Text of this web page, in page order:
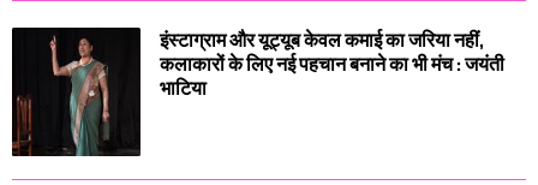
इंस्टाग्राम और यूट्यूब केवल कमाई का जरिया नहीं,
कलाकारों के लिए नई पहचान बनाने का भी मंच : जयंती
भाटिया